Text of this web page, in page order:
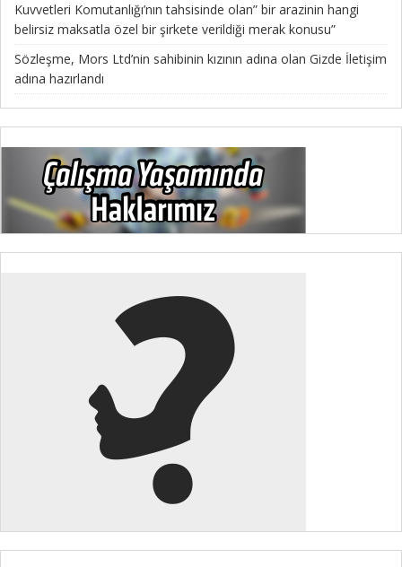
Kuvvetleri Komutanlığı’nın tahsisinde olan” bir arazinin hangi
belirsiz maksatla özel bir şirkete verildiği merak konusu”
Sözleşme, Mors Ltd’nin sahibinin kızının adına olan Gizde İletişim
adına hazırlandı